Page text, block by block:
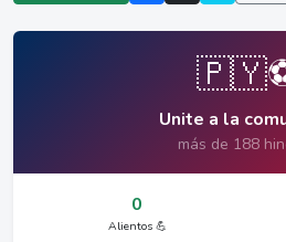
Unite a la
más de 188
0
Alientos 💪